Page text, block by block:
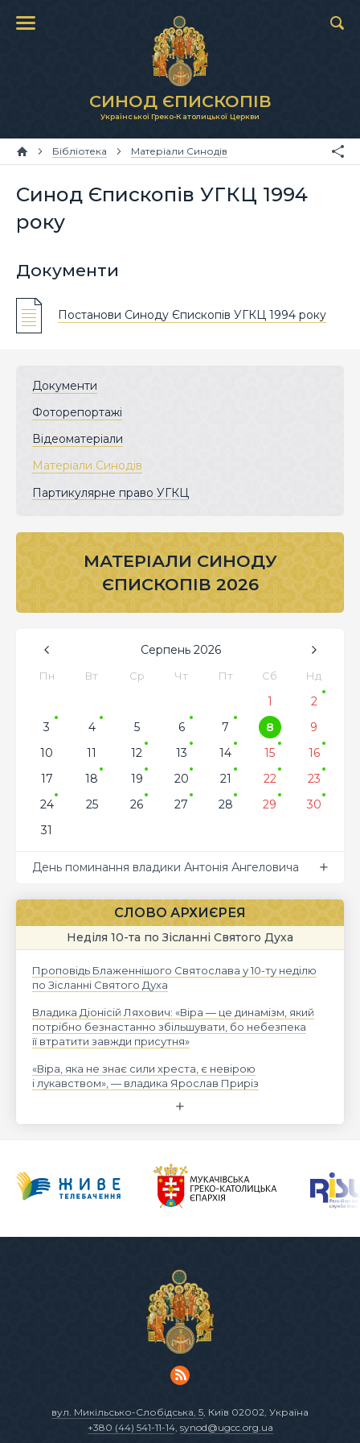
СИНОД ЄПИСКОПІВ
Української Греко-Католицької Церкви
Бібліотека Матеріали Синодів
Синод Єпископів УГКЦ 1994
року
Документи
Постанови Синоду Єпископів УГКЦ 1994 року
Документи
Фоторепортажі
Відеоматеріали
Матеріали Синодів
Партикулярне право УГКЦ
МАТЕРІАЛИ СИНОДУ
ЄПИСКОПІВ 2026
Серпень 2026
Пн Вт Ср Чт Пт Сб Нд
1
2
3
4 5 6 7 8
9
10
11 12 13 14 15
16
17
18 19 20 21 22
23
24
25 26 27 28 29
30
31
День поминання владики Антонія Ангеловича
СЛОВО АРХИЄРЕЯ
Неділя 10-та по Зісланні Святого Духа
Проповідь Блаженнішого Святослава у 10-ту неділю
по Зісланні Святого Духа
Владика Діонісій Ляхович: «Віра — це динамізм, який
потрібно безнастанно збільшувати, бо небезпека
її втратити завжди присутня»
«Віра, яка не знає сили хреста, є невірою
і лукавством», — владика Ярослав Приріз
вул. Микільсько-Слобідська, 5, Київ 02002, Україна
+380 (44) 541-11-14, synod@ugcc.org.ua